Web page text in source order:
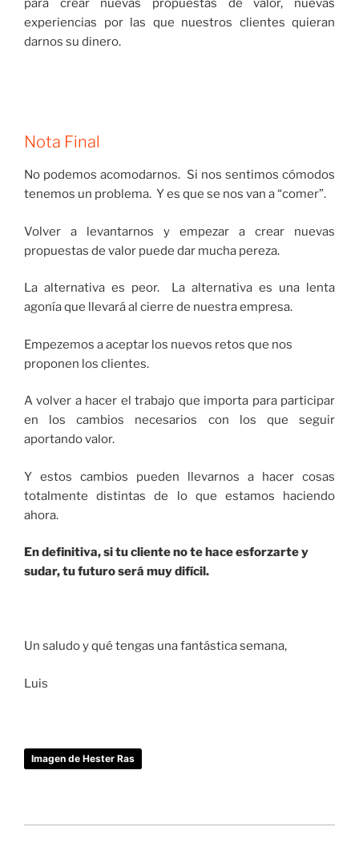
para crear nuevas propuestas de valor, nuevas
experiencias por las que nuestros clientes quieran
darnos su dinero.
Nota Final
No podemos acomodarnos. Si nos sentimos cómodos
tenemos un problema. Y es que se nos van a “comer”.
Volver a levantarnos y empezar a crear nuevas
propuestas de valor puede dar mucha pereza.
La alternativa es peor. La alternativa es una lenta
agonía que llevará al cierre de nuestra empresa.
Empezemos a aceptar los nuevos retos que nos
proponen los clientes.
A volver a hacer el trabajo que importa para participar
en los cambios necesarios con los que seguir
aportando valor.
Y estos cambios pueden llevarnos a hacer cosas
totalmente distintas de lo que estamos haciendo
ahora.
En definitiva, si tu cliente no te hace esforzarte y
sudar, tu futuro será muy difícil.
Un saludo y qué tengas una fantástica semana,
Luis
Imagen de Hester Ras